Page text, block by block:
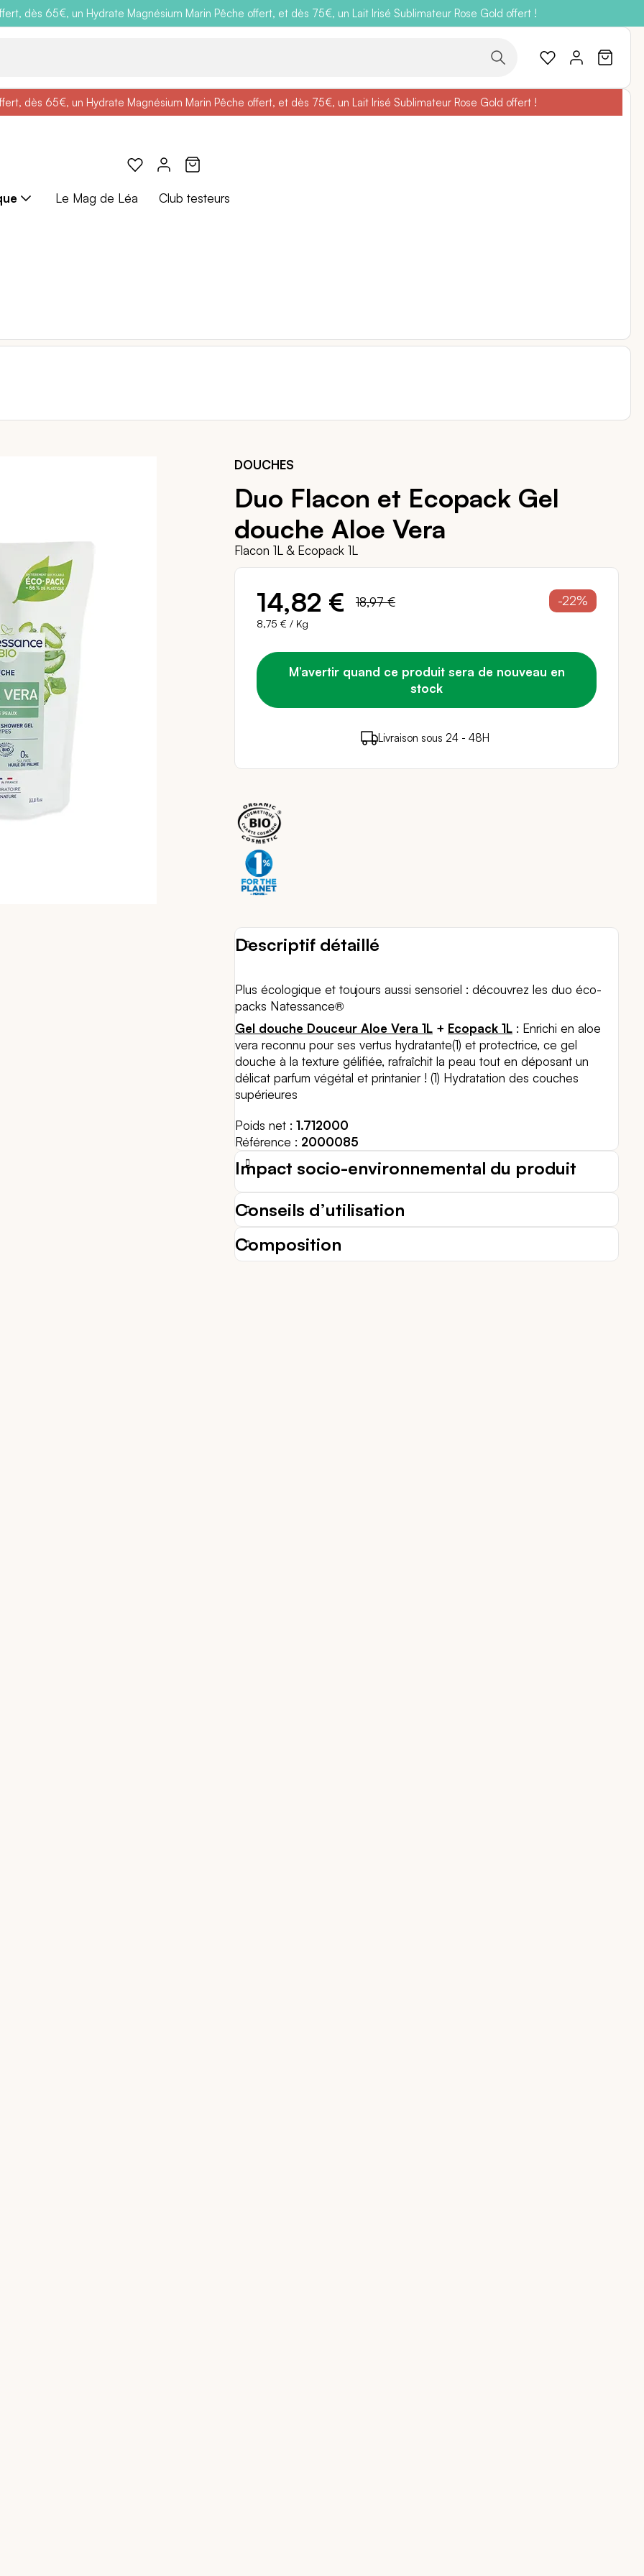
: Profitez de-25% + Livraison offertedès 30€ d'achat avec le codeBELLEBIO
BRADERIE :-40% sur une sélection de produits
dès 65€, un Hydrate Magnésium Marin Pêche offert, et dès 75€, un Lait Irisé Sublimateur Rose Gold offert !
: Profitez de-25% + Livraison offertedès 30€ d'achat avec le codeBELLEBIO
Braderie :-40% sur une sélection de produits
dès 65€, un Hydrate Magnésium Marin Pêche offert, et dès 75€, un Lait Irisé Sublimateur Rose Gold offert !
Le Mag de Léa
Club testeurs
DOUCHES
Duo Flacon et Ecopack Gel
douche Aloe Vera
Flacon 1L & Ecopack 1L
14,82 € 18,97 €
8,75 € / Kg
-22%
M’avertir quand ce produit sera de nouveau en
stock
14 points de fidélité (0,28 €)en achetant ce produit
Livraison sous 24 - 48H
Paiement sécurisé
Descriptif détaillé
Plus écologique et toujours aussi sensoriel : découvrez les duo éco-
packs Natessance®
Gel douche Douceur Aloe Vera 1L + Ecopack 1L : Enrichi en aloe
vera reconnu pour ses vertus hydratante(1) et protectrice, ce gel
douche à la texture gélifiée, rafraîchit la peau tout en déposant un
délicat parfum végétal et printanier ! (1) Hydratation des couches
supérieures
Poids net
1.712000
Référence
2000085
Impact socio-environnemental du produit
Conseils d’utilisation
Composition